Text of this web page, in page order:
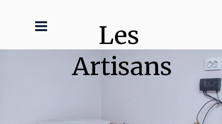
Les
Artisans